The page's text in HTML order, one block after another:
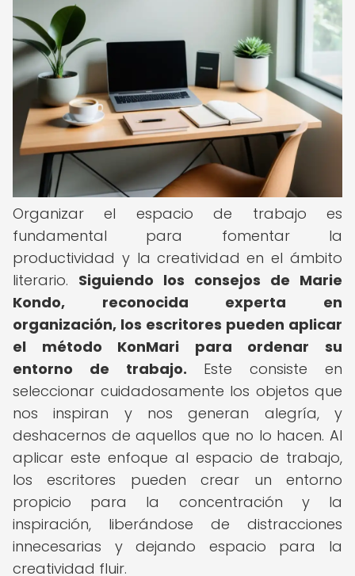
Organizar el espacio de trabajo es
fundamental para fomentar la
productividad y la creatividad en el ámbito
literario. Siguiendo los consejos de Marie
Kondo, reconocida experta en
organización, los escritores pueden aplicar
el método KonMari para ordenar su
entorno de trabajo. Este consiste en
seleccionar cuidadosamente los objetos que
nos inspiran y nos generan alegría, y
deshacernos de aquellos que no lo hacen. Al
aplicar este enfoque al espacio de trabajo,
los escritores pueden crear un entorno
propicio para la concentración y la
inspiración, liberándose de distracciones
innecesarias y dejando espacio para la
creatividad fluir.